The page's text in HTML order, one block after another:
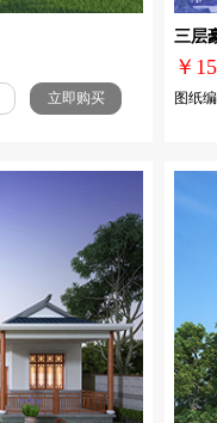
立即购买
三层
￥
图纸编